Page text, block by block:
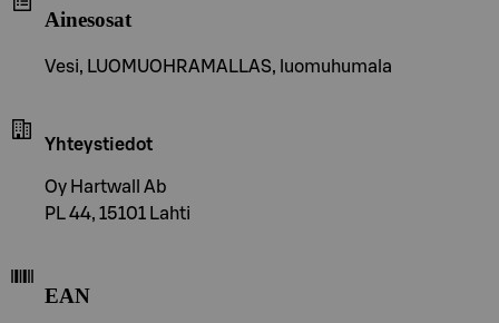
Ainesosat
Vesi, LUOMUOHRAMALLAS, luomuhumala
Yhteystiedot
Oy Hartwall Ab
PL 44, 15101 Lahti
EAN